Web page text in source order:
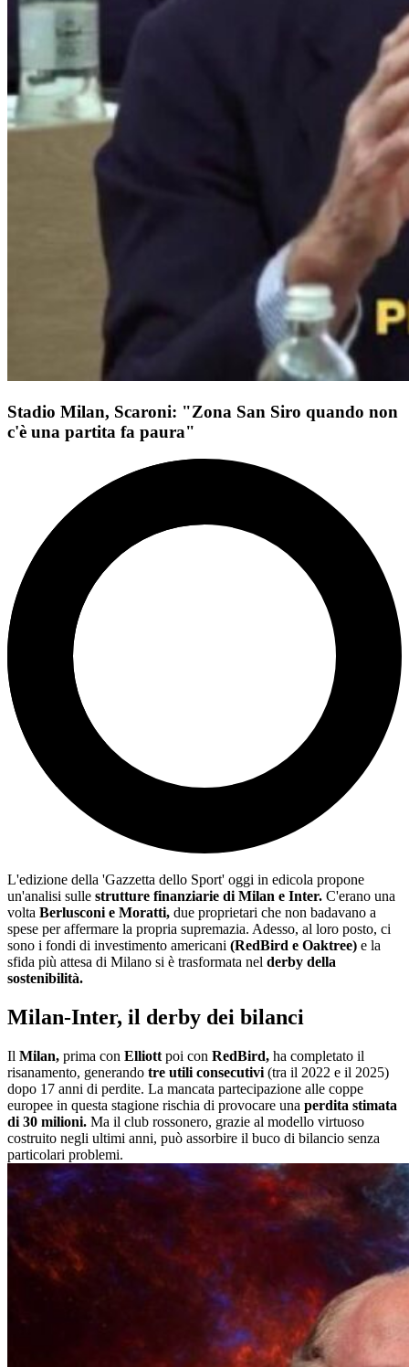
Stadio Milan, Scaroni: "Zona San Siro quando non
c'è una partita fa paura"
L'edizione della 'Gazzetta dello Sport' oggi in edicola propone
un'analisi sulle strutture finanziarie di Milan e Inter. C'erano una
volta Berlusconi e Moratti, due proprietari che non badavano a
spese per affermare la propria supremazia. Adesso, al loro posto, ci
sono i fondi di investimento americani (RedBird e Oaktree) e la
sfida più attesa di Milano si è trasformata nel derby della
sostenibilità.
Milan-Inter, il derby dei bilanci
Il Milan, prima con Elliott poi con RedBird, ha completato il
risanamento, generando tre utili consecutivi (tra il 2022 e il 2025)
dopo 17 anni di perdite. La mancata partecipazione alle coppe
europee in questa stagione rischia di provocare una perdita stimata
di 30 milioni. Ma il club rossonero, grazie al modello virtuoso
costruito negli ultimi anni, può assorbire il buco di bilancio senza
particolari problemi.